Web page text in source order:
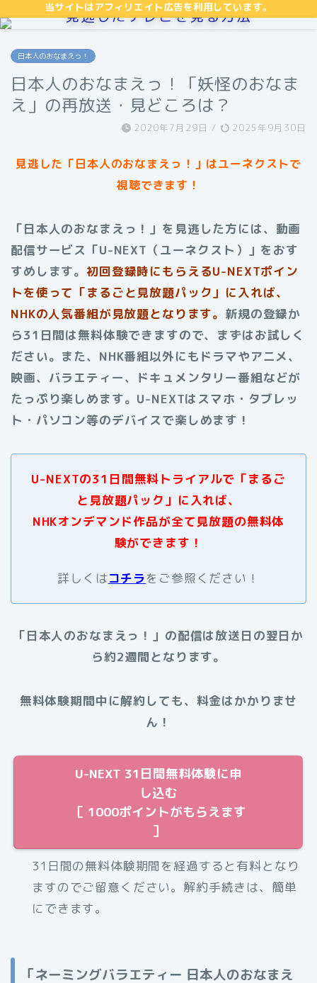
当サイトはアフィリエイト広告を利用しています。
見逃したテレビを見る方法
日本人のおなまえっ！
日本人のおなまえっ！「妖怪のおなま
え」の再放送・見どころは？
2020年7月29日 / 2025年9月30日
見逃した「日本人のおなまえっ！」はユーネクストで
視聴できます！
「日本人のおなまえっ！」を見逃した方には、動画
配信サービス「U-NEXT（ユーネクスト）」をおす
すめします。 初回登録時にもらえるU-NEXTポイン
トを使って「まるごと見放題パック」に入れば、
NHKの人気番組が見放題となります。 新規の登録か
ら31日間は無料体験できますので、まずはお試しく
ださい。また、NHK番組以外にもドラマやアニメ、
映画、バラエティー、ドキュメンタリー番組などが
たっぷり楽しめます。U-NEXTはスマホ・タブレッ
ト・パソコン等のデバイスで楽しめます！
U-NEXTの31日間無料トライアルで「まるご
と見放題パック」に入れば、
NHKオンデマンド作品が全て見放題の無料体
験ができます！
詳しくはコチラをご参照ください！
「日本人のおなまえっ！」の配信は放送日の翌日か
ら約2週間となります。
無料体験期間中に解約しても、料金はかかりませ
ん！
U-NEXT 31日間無料体験に申
し込む
［ 1000ポイントがもらえます
］
31日間の無料体験期間を経過すると有料となり
ますのでご留意ください。解約手続きは、簡単
にできます。
「ネーミングバラエティー 日本人のおなまえ